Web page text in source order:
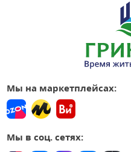
Мы на маркетплейсах:
Мы в соц. сетях: